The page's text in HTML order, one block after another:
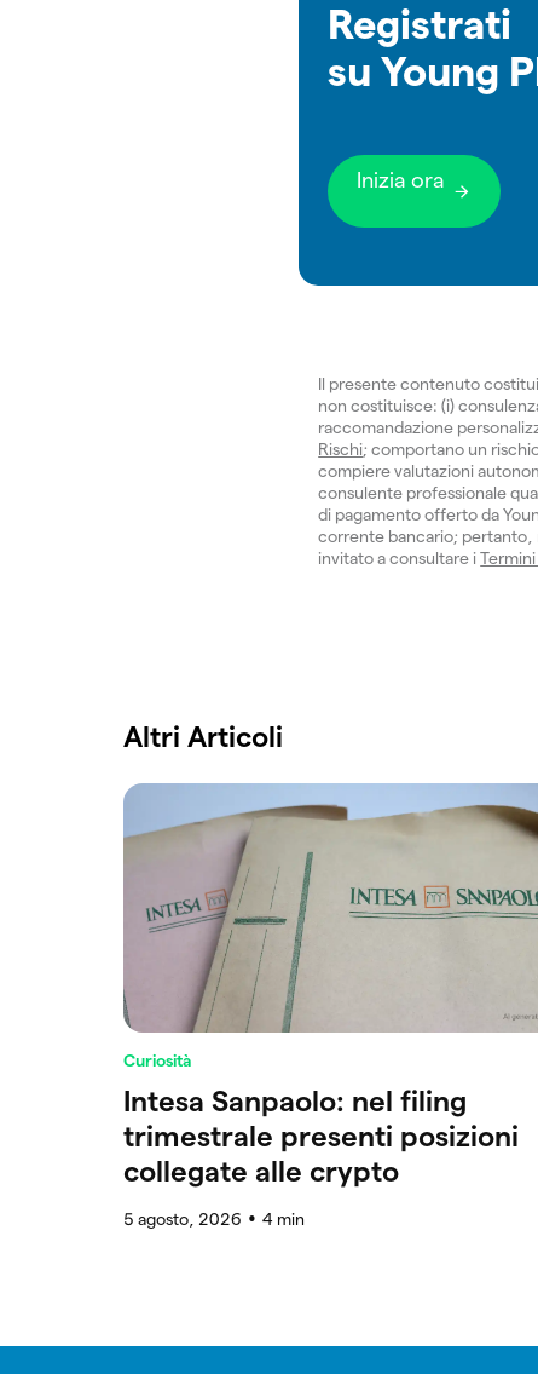
Registrati
su Young
Inizia ora
Il presente contenuto
non costituisce: (i)
raccomandazione
Rischi; comportano un
compiere valutazioni
consulente professionale
di pagamento offerto da
corrente bancario; pertanto,
invitato a consultare i
Altri Articoli
Curiosità
Intesa Sanpaolo: nel filing
trimestrale presenti posizioni
collegate alle crypto
5 agosto, 2026 ● 4 min